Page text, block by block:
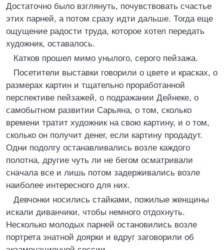
Достаточно было взглянуть, почувствовать счастье
этих парней, а потом сразу идти дальше. Тогда еще
ощущение радости труда, которое хотел передать
художник, оставалось.
Катков прошел мимо унылого, серого пейзажа.
Посетители выставки говорили о цвете и красках, о
размерах картин и тщательно проработанной
перспективе пейзажей, о подражании Дейнеке, о
самобытном развитии Сарьяна, о том, сколько
времени тратит художник на свою картину, и о том,
сколько он получит денег, если картину продадут.
Одни подолгу останавливались возле каждого
полотна, другие чуть ли не бегом осматривали
сначала все и лишь потом задерживались возле
наиболее интересного для них.
Девчонки носились стайками, пожилые женщины
искали диванчики, чтобы немного отдохнуть.
Несколько молодых парней остановились возле
портрета знатной доярки и вдруг заговорили об